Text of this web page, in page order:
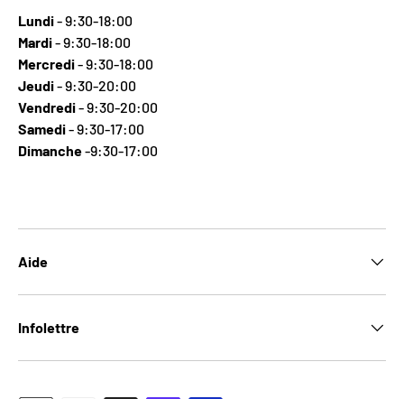
Lundi- 9:30-18:00
Mardi- 9:30-18:00
Mercredi- 9:30-18:00
Jeudi- 9:30-20:00
Vendredi- 9:30-20:00
Samedi- 9:30-17:00
Dimanche-9:30-17:00
Aide
Infolettre